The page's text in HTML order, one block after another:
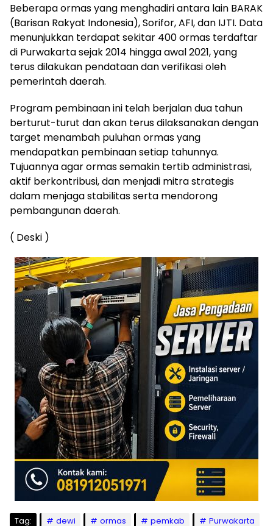
Beberapa ormas yang menghadiri antara lain BARAK
(Barisan Rakyat Indonesia), Sorifor, AFI, dan IJTI. Data
menunjukkan terdapat sekitar 400 ormas terdaftar
di Purwakarta sejak 2014 hingga awal 2021, yang
terus dilakukan pendataan dan verifikasi oleh
pemerintah daerah.
Program pembinaan ini telah berjalan dua tahun
berturut-turut dan akan terus dilaksanakan dengan
target menambah puluhan ormas yang
mendapatkan pembinaan setiap tahunnya.
Tujuannya agar ormas semakin tertib administrasi,
aktif berkontribusi, dan menjadi mitra strategis
dalam menjaga stabilitas serta mendorong
pembangunan daerah.
( Deski )
Tag: dewi ormas pemkab Purwakarta